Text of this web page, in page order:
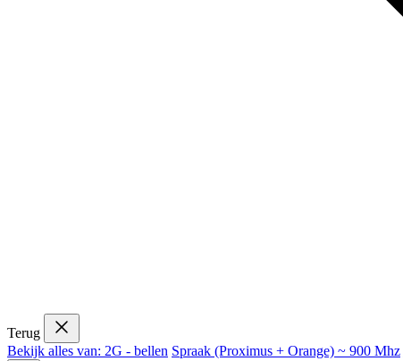
Terug
Bekijk alles van: 2G - bellen Spraak (Proximus + Orange) ~ 900 Mhz